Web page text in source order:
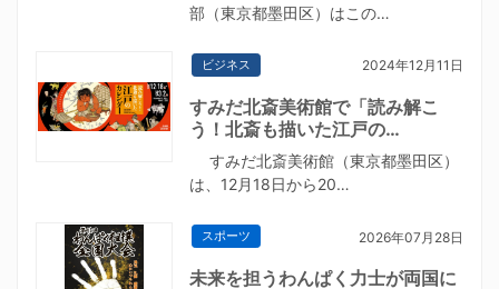
部（東京都墨田区）はこの…
ビジネス 2024年12月11日
すみだ北斎美術館で「読み解こ
う！北斎も描いた江戸の…
すみだ北斎美術館（東京都墨田区）
は、12月18日から20…
スポーツ 2026年07月28日
未来を担うわんぱく力士が両国に